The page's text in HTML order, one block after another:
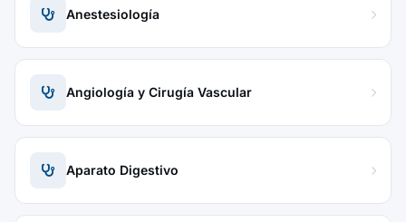
Anestesiología
Angiología y Cirugía Vascular
Aparato Digestivo